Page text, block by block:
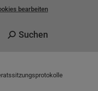
bearbeiten
Search:
Suchen
befinden sich hier: